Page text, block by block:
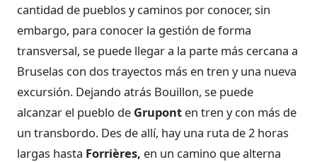
cantidad de pueblos y caminos por conocer, sin
embargo, para conocer la gestión de forma
transversal, se puede llegar a la parte más cercana a
Bruselas con dos trayectos más en tren y una nueva
excursión. Dejando atrás Bouillon, se puede
alcanzar el pueblo de Grupont en tren y con más de
un transbordo. Des de allí, hay una ruta de 2 horas
largas hasta Forrières, en un camino que alterna